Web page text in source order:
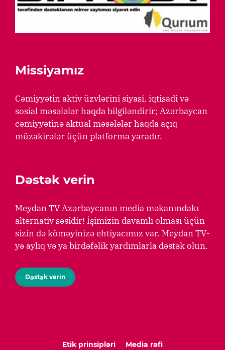
Missiyamız
Cəmiyyətin aktiv üzvlərini siyasi, iqtisadi və
sosial məsələlər haqda bilgiləndirir; Azərbaycan
cəmiyyətinə aktual məsələlər haqda açıq
müzakirələr üçün platforma yaradır.
Dəstək verin
Meydan TV Azərbaycanın media məkanındakı
alternativ səsidir! İşimizin davamlı olması üçün
sizin də köməyinizə ehtiyacımız var. Meydan TV-
yə aylıq və ya birdəfəlik yardımlarla dəstək olun.
Dəstək verin
Etik prinsipləri
Media rəfi